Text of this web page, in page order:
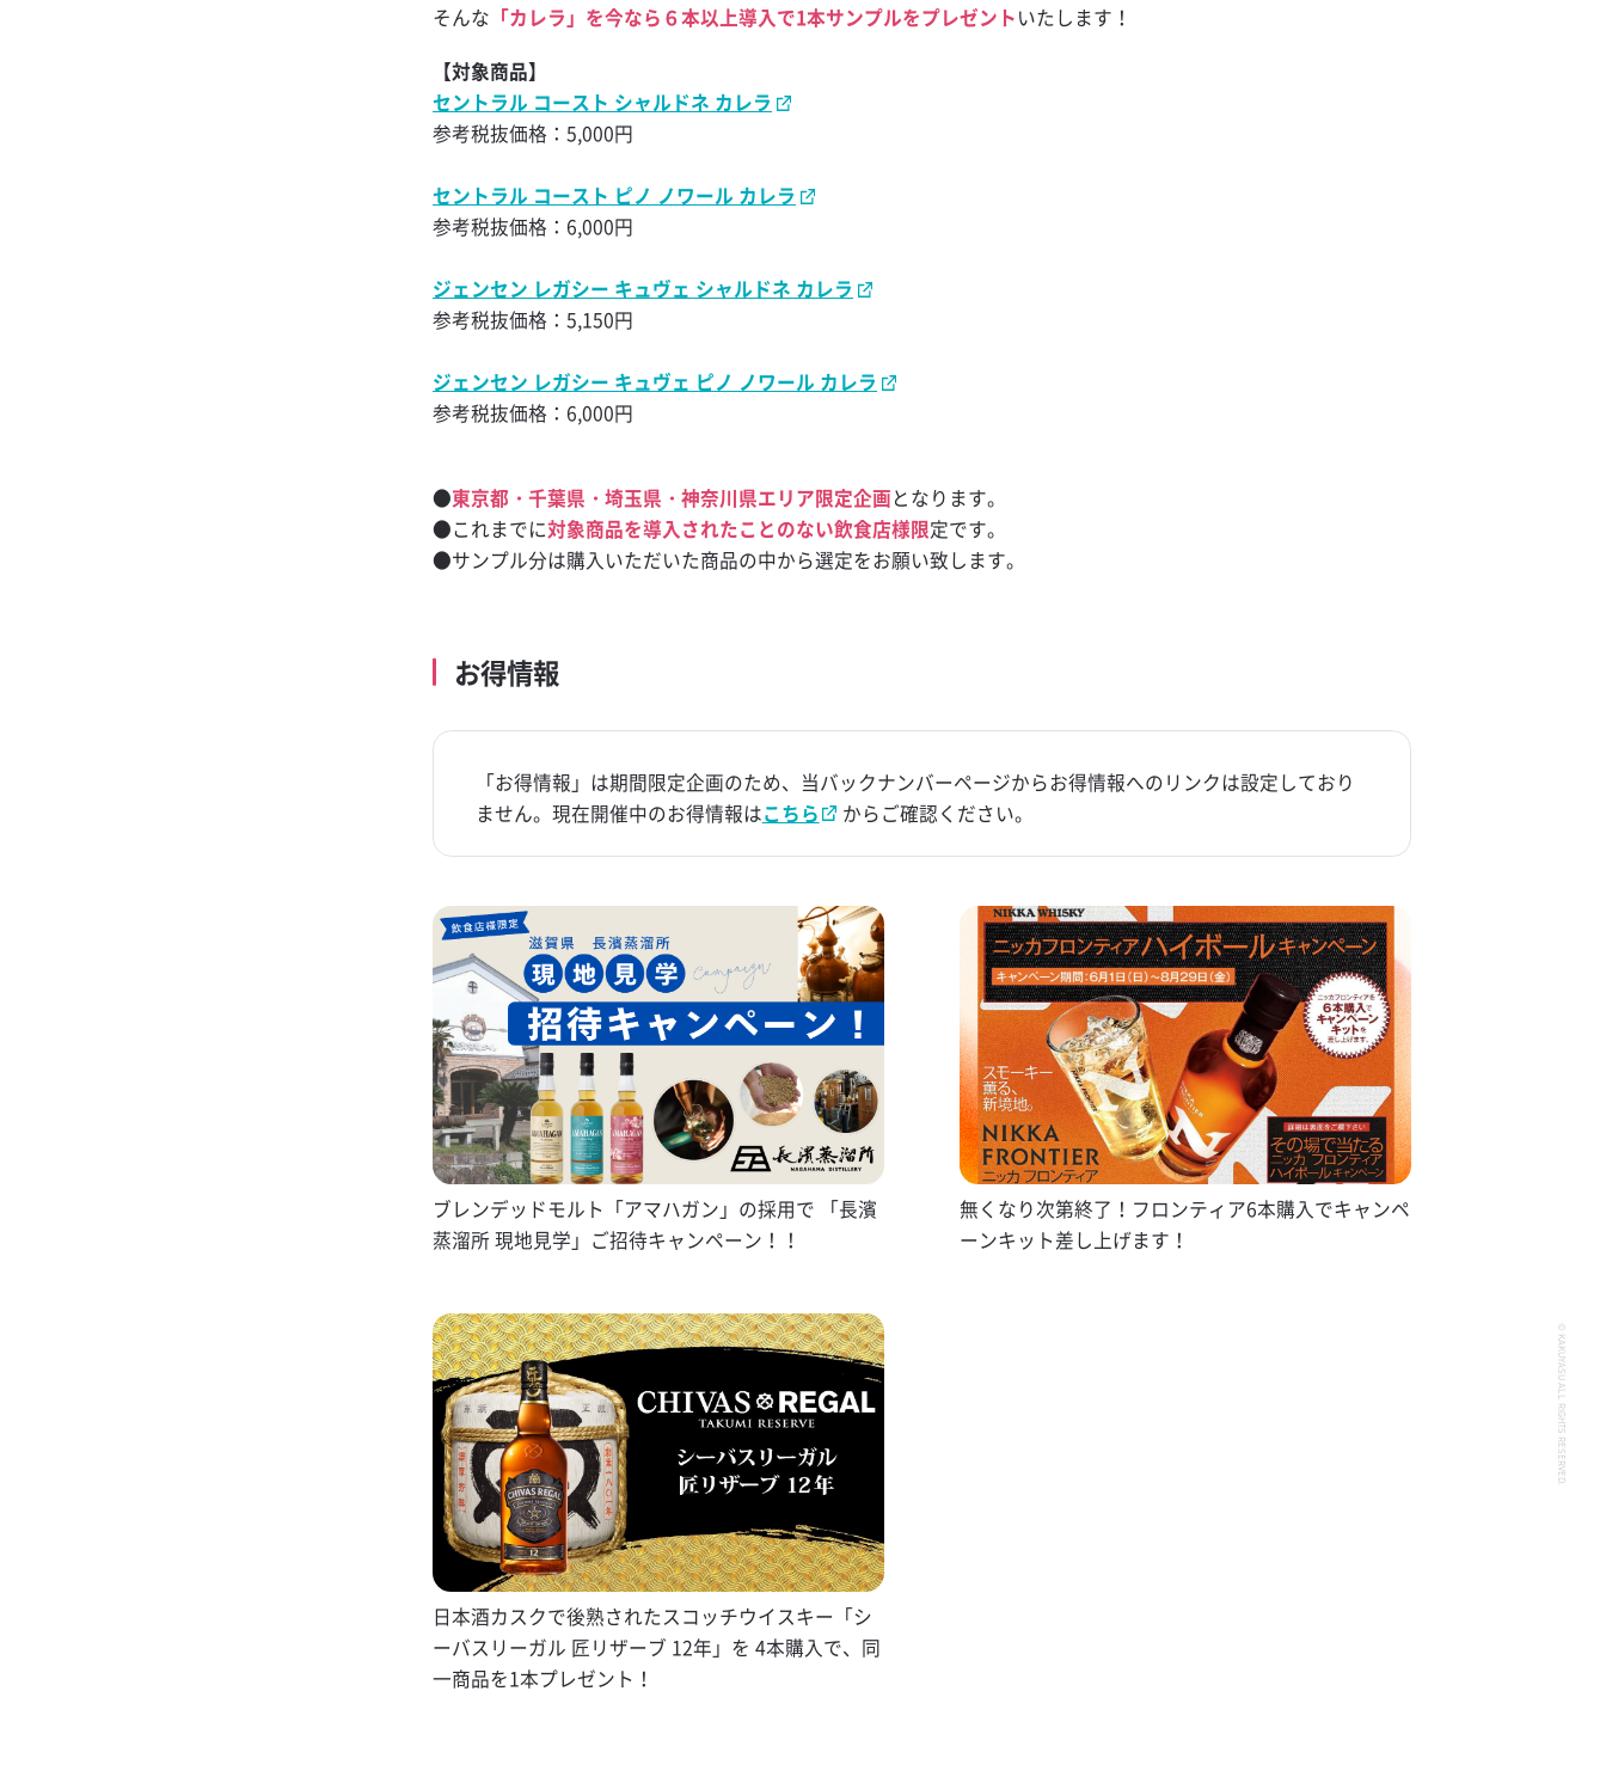
生姜レモンサワー
梅酒フィズ
ドライゼロ ダブルカルチャ
金黒サンライズ
オレンジハイボール
ソルティハイボール
ジョンコリンズ
そんな 「カレラ」を今なら６本以上導入で1本サンプルをプレゼントいたします！
【対象商品】
セントラル コースト シャルドネ カレラ
参考税抜価格：5,000円
セントラル コースト ピノ ノワール カレラ
参考税抜価格：6,000円
ジェンセン レガシー キュヴェ シャルドネ カレラ
参考税抜価格：5,150円
ジェンセン レガシー キュヴェ ピノ ノワール カレラ
参考税抜価格：6,000円
●東京都・千葉県・埼玉県・神奈川県エリア限定企画となります。
●これまでに対象商品を導入されたことのない飲食店様限定です。
●サンプル分は購入いただいた商品の中から選定をお願い致します。
お得情報
「お得情報」は期間限定企画のため、当バックナンバーページからお得情報へのリンクは設定しており
ません。現在開催中のお得情報はこちら からご確認ください。
ブレンデッドモルト「アマハガン」の採用で 「長濱
蒸溜所 現地見学」ご招待キャンペーン！！
無くなり次第終了！フロンティア6本購入でキャンペ
ーンキット差し上げます！
日本酒カスクで後熟されたスコッチウイスキー「シ
ーバスリーガル 匠リザーブ 12年」を 4本購入で、同
一商品を1本プレゼント！
© KAKUYASU ALL RIGHTS RESERVED.